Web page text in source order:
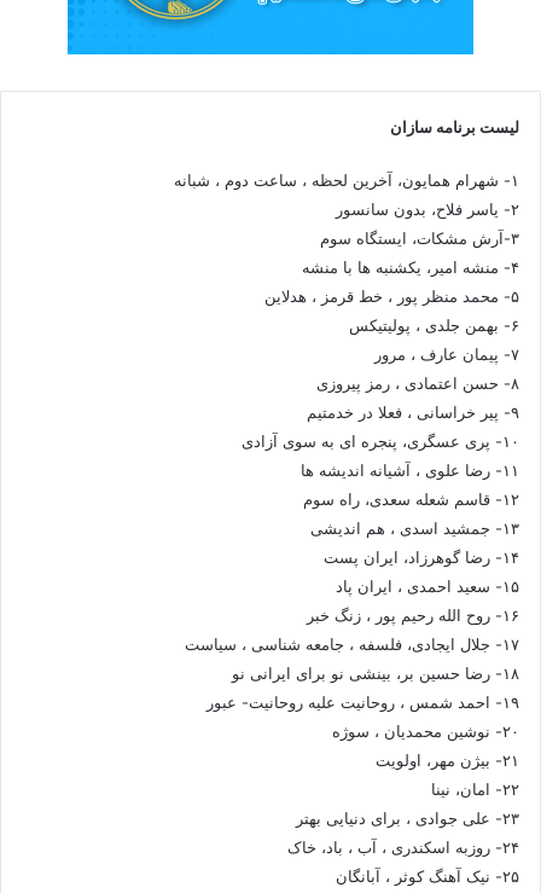
لیست برنامه سازان
۱- شهرام همایون، آخرین لحظه ، ساعت دوم ، شبانه
۲- یاسر فلاح، بدون سانسور
۳-آرش مشکات، ایستگاه سوم
۴- منشه امیر، یکشنبه ها با منشه
۵- محمد منظر پور ، خط قرمز ، هدلاین
۶- بهمن جلدی ، پولیتیکس
۷- پیمان عارف ، مرور
۸- حسن اعتمادی ، رمز پیروزی
۹- پیر خراسانی ، فعلا در خدمتیم
۱۰- پری عسگری، پنجره ای به سوی آزادی
۱۱- رضا علوی ، آشیانه اندیشه ها
۱۲- قاسم شعله سعدی، راه سوم
۱۳- جمشید اسدی ، هم اندیشی
۱۴- رضا گوهرزاد، ایران پست
۱۵- سعید احمدی ، ایران پاد
۱۶- روح الله رحیم پور ، زنگ خبر
۱۷- جلال ایجادی، فلسفه ، جامعه شناسی ، سیاست
۱۸- رضا حسین بر، بینشی نو برای ایرانی نو
۱۹- احمد شمس ، روحانیت علیه روحانیت- عبور
۲۰- نوشین محمدیان ، سوژه
۲۱- بیژن مهر، اولویت
۲۲- امان، نینا
۲۳- علی جوادی ، برای دنیایی بهتر
۲۴- روزبه اسکندری ، آب ، باد، خاک
۲۵- نیک آهنگ کوثر ، آبانگان